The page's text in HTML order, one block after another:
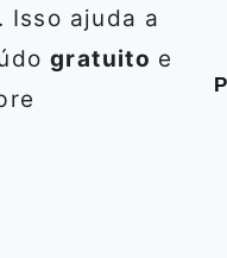
Isso ajuda a
gratuito e